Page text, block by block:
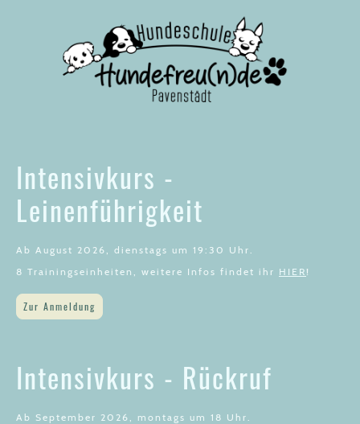
Intensivkurs -
Leinenführigkeit
Ab August 2026, dienstags um 19:30 Uhr.
8 Trainingseinheiten, weitere Infos findet ihr HIER !
Zur Anmeldung
Intensivkurs - Rückruf
Ab September 2026, montags um 18 Uhr.